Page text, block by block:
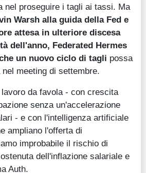
nel proseguire i tagli ai tassi. Ma
Warsh alla guida della Fed e
attesa in ulteriore discesa
dell'anno, Federated Hermes
un nuovo ciclo di tagli possa
meeting di settembre.
da favola - con crescita
senza un'accelerazione
- e con l'intelligenza artificiale
ampliano l'offerta di
improbabile il rischio di
dell'inflazione salariale e
Auth.